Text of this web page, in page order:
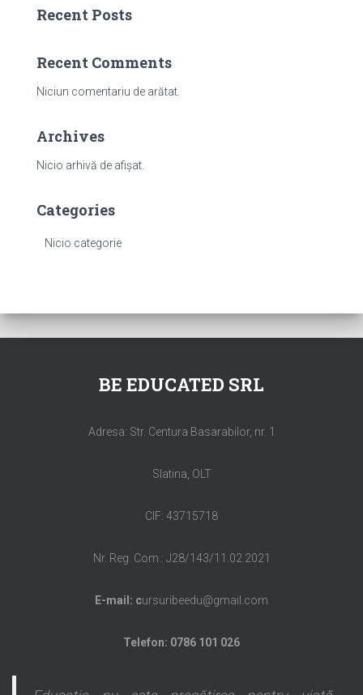
Recent Posts
Recent Comments
Niciun comentariu de arătat.
Archives
Nicio arhivă de afișat.
Categories
Nicio categorie
BE EDUCATED SRL
Adresa: Str. Centura Basarabilor, nr. 1
Slatina, OLT
CIF: 43715718
Nr. Reg. Com.: J28/143/11.02.2021
E-mail: cursuribeedu@gmail.com
Telefon: 0786 101 026